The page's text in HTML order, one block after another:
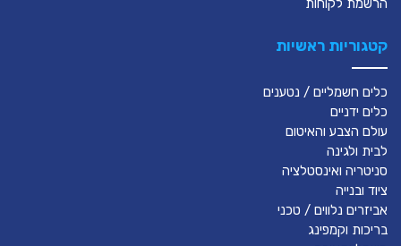
הרשמת לקוחות
קטגוריות ראשיות
כלים חשמליים / נטענים
כלים ידניים
עולם הצבע והאיטום
לבית ולגינה
סניטריה ואינסטלציה
ציוד ובנייה
אביזרים נלווים / טכני
בריכות וקמפינג